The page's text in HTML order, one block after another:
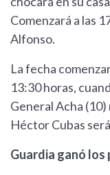
Comenzará a las
Alfonso.
La fecha
13:30 horas,
General Acha
Héctor Cubas
Guardia ganó los